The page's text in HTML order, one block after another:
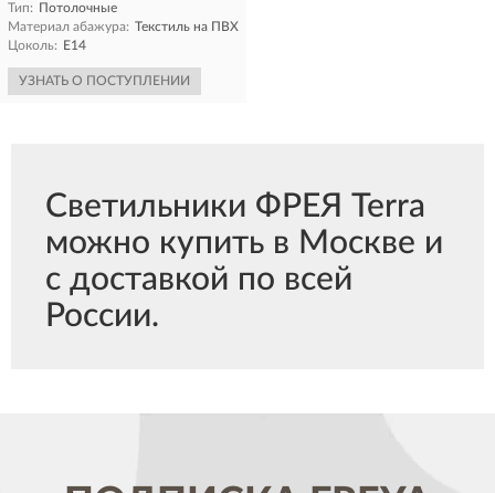
Тип: Потолочные
Материал абажура: Текстиль на ПВХ
Цоколь: E14
УЗНАТЬ О ПОСТУПЛЕНИИ
Светильники ФРЕЯ Terra
можно купить в Москве и
с доставкой по всей
России.